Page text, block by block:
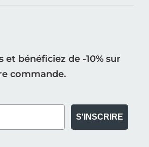
et bénéficiez de -10% sur
commande.
S'INSCRIRE